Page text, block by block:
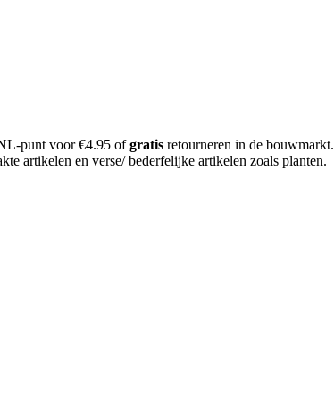
punt voor €4.95 ofgratis retourneren in de
artikelen en verse/ bederfelijke artikelen zoals planten.